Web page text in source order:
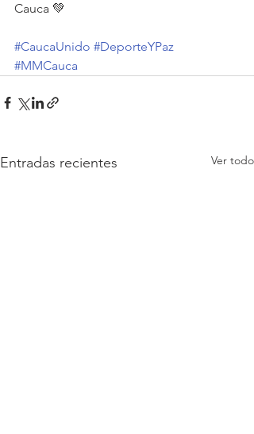
Cauca 💚
#CaucaUnido #DeporteYPaz
#MMCauca
Entradas recientes Ver todo